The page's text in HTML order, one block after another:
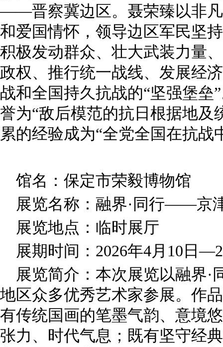
——晋察冀边区。聂荣臻以非
和爱国情怀，领导边区军民坚
积极发动群众、壮大武装力量
政权、推行统一战线、发展经
战和全国持久抗战的“坚强堡垒
誉为“敌后模范的抗日根据地及
累的经验成为“全党全国在抗战
馆名：保定市荣毅博物馆
展览名称：融界·同行——京
展览地点：临时展厅
展期时间：2026年4月10日
展览简介：本次展览以融界·
地区众多优秀艺术家参展。作
有传统国画的笔墨气韵、意境
张力、时代气息；既有坚守经